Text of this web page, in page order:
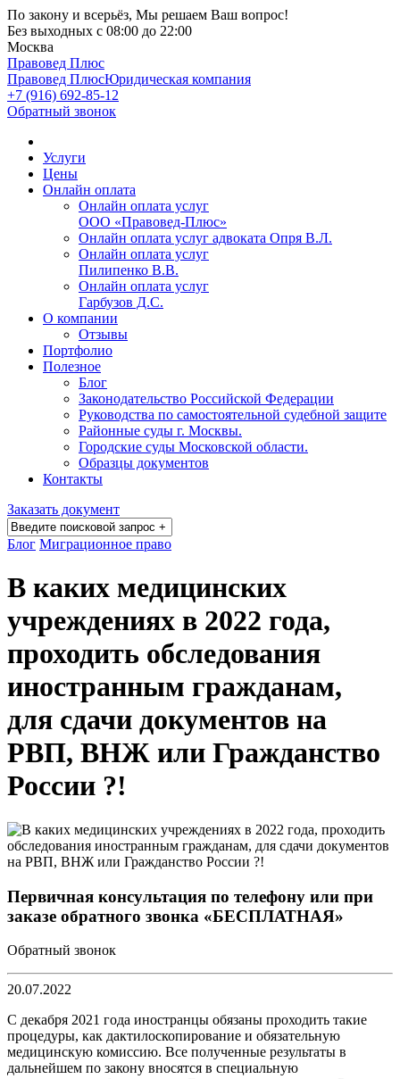
По закону и всерьёз, Мы решаем Ваш вопрос!
Без выходных с 08:00 до 22:00
Москва
Правовед Плюс
Правовед ПлюсЮридическая компания
+7 (916) 692-85-12
Обратный звонок
Услуги
Цены
Онлайн оплата
Онлайн оплата услуг
ООО «Правовед-Плюс»
Онлайн оплата услуг адвоката Опря В.Л.
Онлайн оплата услуг
Пилипенко В.В.
Онлайн оплата услуг
Гарбузов Д.С.
О компании
Отзывы
Портфолио
Полезное
Блог
Законодательство Российской Федерации
Руководства по самостоятельной судебной защите
Районные суды г. Москвы.
Городские суды Московской области.
Образцы документов
Контакты
Заказать документ
Блог Миграционное право
В каких медицинских
учреждениях в 2022 года,
проходить обследования
иностранным гражданам,
для сдачи документов на
РВП, ВНЖ или Гражданство
России ?!
Первичная консультация по телефону или при
заказе обратного звонка «БЕСПЛАТНАЯ»
Обратный звонок
20.07.2022
С декабря 2021 года иностранцы обязаны проходить такие
процедуры, как дактилоскопирование и обязательную
медицинскую комиссию. Все полученные результаты в
дальнейшем по закону вносятся в специальную